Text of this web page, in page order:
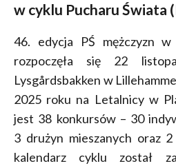
w cyklu Pucharu Świata
46. edycja PŚ mężczyzn w
rozpoczęła się 22
Lysgårdsbakken w
2025 roku na Letalnicy w
jest 38 konkursów – 30
3 drużyn mieszanych oraz
kalendarz cyklu został